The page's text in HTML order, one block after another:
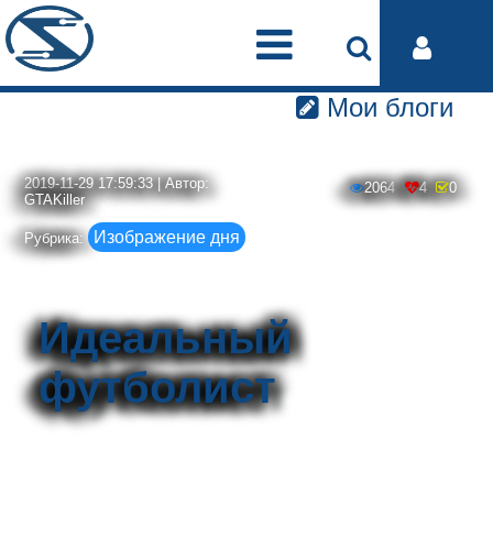
Мои блоги
2019-11-29 17:59:33 | Автор:
GTAKiller
Рубрика: Изображение дня
2064 4 0
Идеальный
футболист